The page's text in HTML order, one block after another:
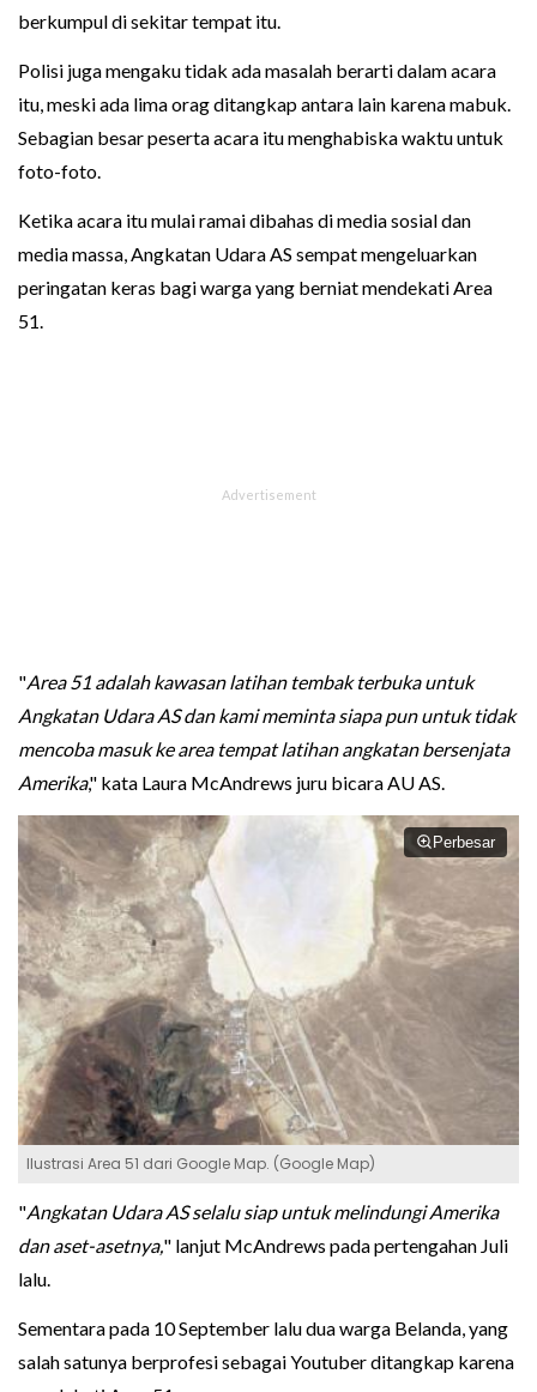
berkumpul di sekitar tempat itu.
Polisi juga mengaku tidak ada masalah berarti dalam acara
itu, meski ada lima orag ditangkap antara lain karena mabuk.
Sebagian besar peserta acara itu menghabiska waktu untuk
foto-foto.
Ketika acara itu mulai ramai dibahas di media sosial dan
media massa, Angkatan Udara AS sempat mengeluarkan
peringatan keras bagi warga yang berniat mendekati Area
51.
"Area 51 adalah kawasan latihan tembak terbuka untuk
Angkatan Udara AS dan kami meminta siapa pun untuk tidak
mencoba masuk ke area tempat latihan angkatan bersenjata
Amerika," kata Laura McAndrews juru bicara AU AS.
Perbesar
Ilustrasi Area 51 dari Google Map. (Google Map)
"Angkatan Udara AS selalu siap untuk melindungi Amerika
dan aset-asetnya," lanjut McAndrews pada pertengahan Juli
lalu.
Sementara pada 10 September lalu dua warga Belanda, yang
salah satunya berprofesi sebagai Youtuber ditangkap karena